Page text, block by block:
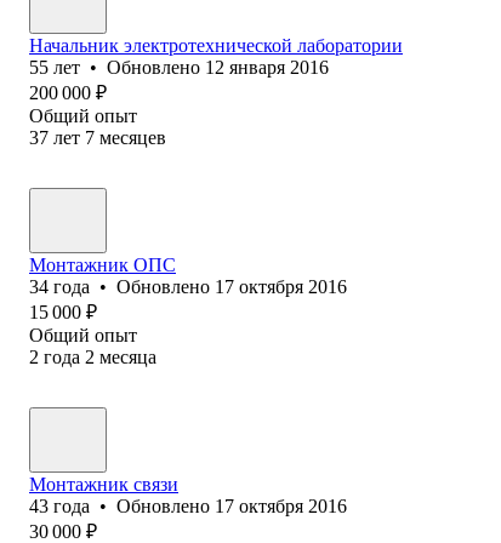
Начальник электротехнической лаборатории
55 лет • Обновлено 12 января 2016
200 000 ₽
Общий опыт
37 лет 7 месяцев
Монтажник ОПС
34 года • Обновлено 17 октября 2016
15 000 ₽
Общий опыт
2 года 2 месяца
Монтажник связи
43 года • Обновлено 17 октября 2016
30 000 ₽